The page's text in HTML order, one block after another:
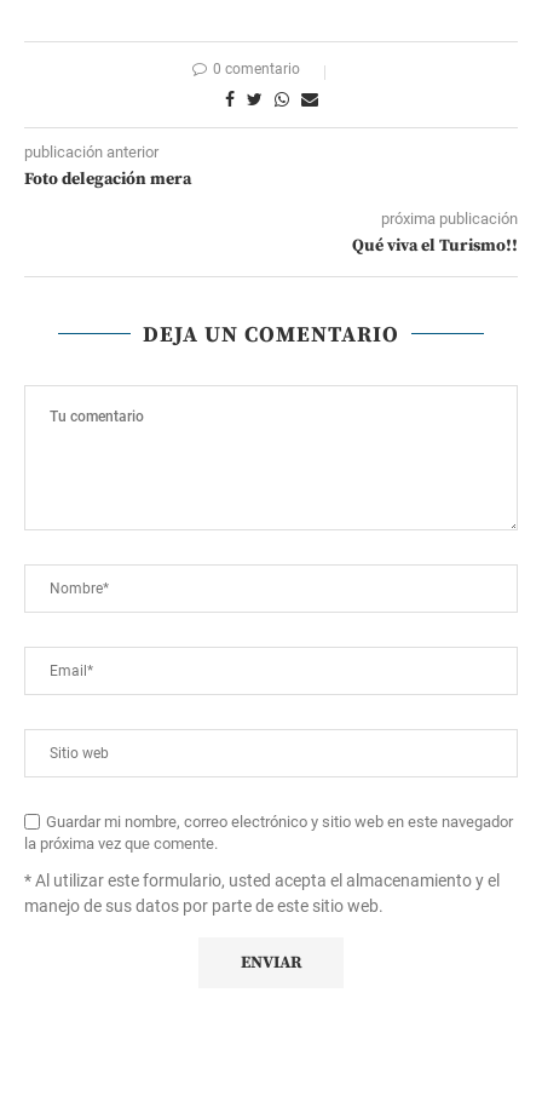
0 comentario
publicación anterior
Foto delegación mera
próxima publicación
Qué viva el Turismo!!
DEJA UN COMENTARIO
Guardar mi nombre, correo electrónico y sitio web en este navegador
la próxima vez que comente.
* Al utilizar este formulario, usted acepta el almacenamiento y el
manejo de sus datos por parte de este sitio web.